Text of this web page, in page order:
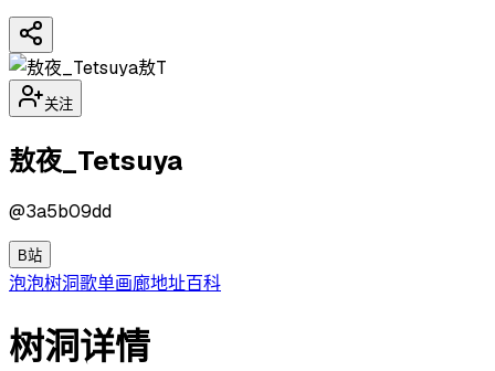
敖T
关注
敖夜_Tetsuya
@3a5b09dd
B站
泡泡树洞歌单画廊地址百科
树洞详情